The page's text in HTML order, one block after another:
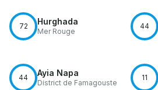
72 Hurghada
Mer Rouge
44
44 Ayia Napa
District de Famagouste
11